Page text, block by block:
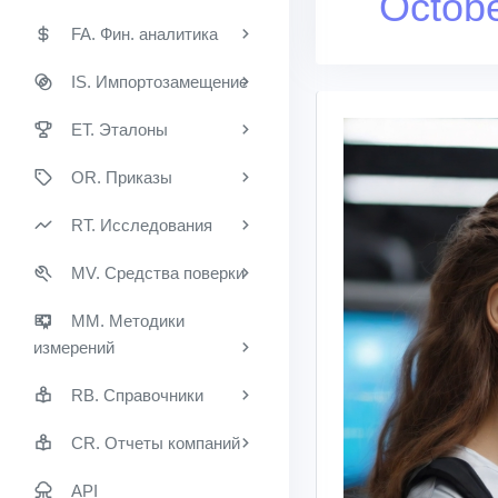
FA. Фин. аналитика
IS. Импортозамещение
ET. Эталоны
OR. Приказы
RT. Исследования
MV. Средства поверки
MM. Методики
измерений
RB. Справочники
CR. Отчеты компаний
API